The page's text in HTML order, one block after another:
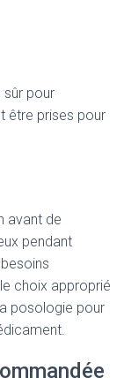
pour
être prises pour
avant de
pendant
choix approprié
posologie pour